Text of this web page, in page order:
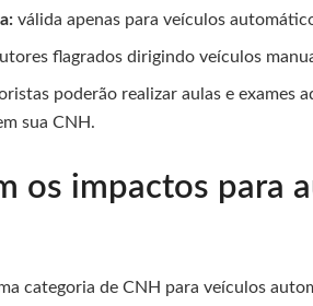
válida apenas para veículos
flagrados dirigindo veículos
poderão realizar aulas e exames
sua CNH.
os impactos para
categoria de CNH para veículos